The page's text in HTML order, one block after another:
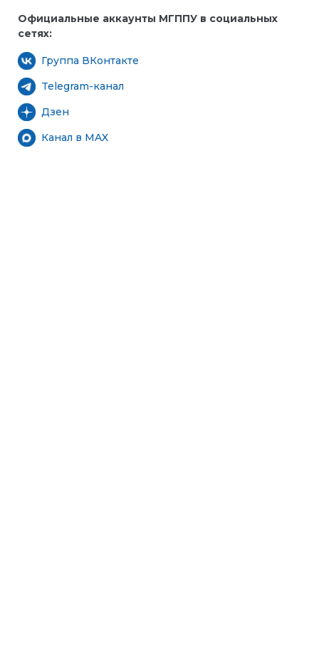
Официальные аккаунты МГППУ в социальных
сетях:
Группа ВКонтакте
Telegram-канал
Дзен
Канал в MAX